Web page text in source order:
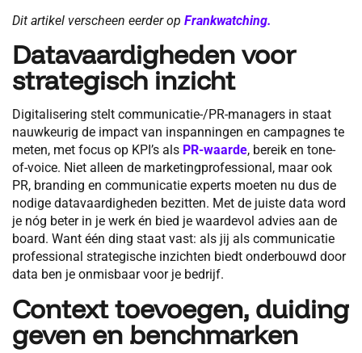
Dit artikel verscheen eerder op Frankwatching.
Datavaardigheden voor
strategisch inzicht
Digitalisering stelt communicatie-/PR-managers in staat
nauwkeurig de impact van inspanningen en campagnes te
meten, met focus op KPI’s als PR-waarde, bereik en tone-
of-voice. Niet alleen de marketingprofessional, maar ook
PR, branding en communicatie experts moeten nu dus de
nodige datavaardigheden bezitten. Met de juiste data word
je nóg beter in je werk én bied je waardevol advies aan de
board. Want één ding staat vast: als jij als communicatie
professional strategische inzichten biedt onderbouwd door
data ben je onmisbaar voor je bedrijf.
Context toevoegen, duiding
geven en benchmarken